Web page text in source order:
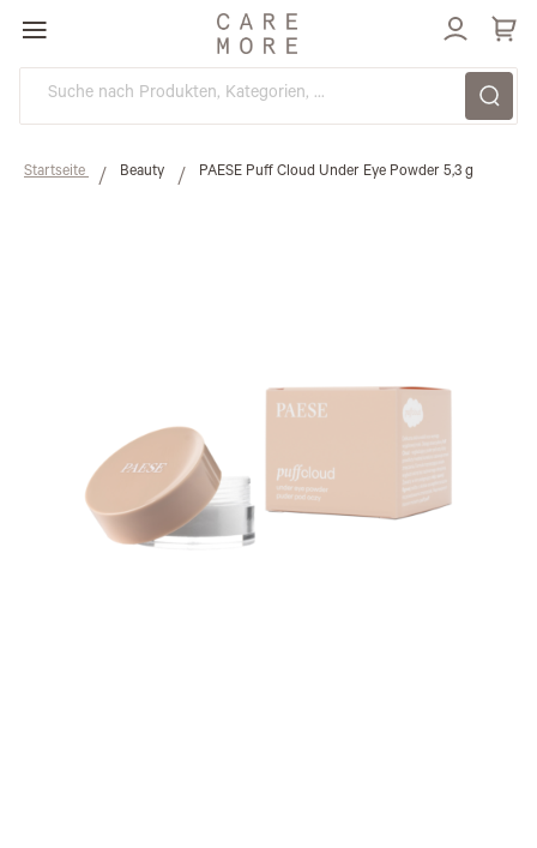
Direkt
zum
Inhalt
Startseite Beauty PAESE Puff Cloud Under Eye Powder 5,3 g